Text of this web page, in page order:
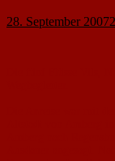
28. September 2007